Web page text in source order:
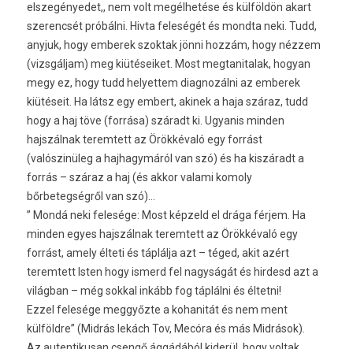
elszegényedet,, nem volt megélhetése és külföldön akart
szerencsét próbálni. Hivta feleségét és mondta neki. Tudd,
anyjuk, hogy emberek szoktak jönni hozzám, hogy nézzem
(vizsgáljam) meg kiütéseiket. Most megtanitalak, hogyan
megy ez, hogy tudd helyettem diagnozálni az emberek
kiütéseit. Ha látsz egy embert, akinek a haja száraz, tudd
hogy a haj töve (forrása) száradt ki. Ugyanis minden
hajszálnak teremtett az Örökkévaló egy forrást
(valószinüleg a hajhagymáról van szó) és ha kiszáradt a
forrás – száraz a haj (és akkor valami komoly
bőrbetegségről van szó)…
” Mondá neki felesége: Most képzeld el drága férjem. Ha
minden egyes hajszálnak teremtett az Örökkévaló egy
forrást, amely élteti és táplálja azt – téged, akit azért
teremtett Isten hogy ismerd fel nagyságát és hirdesd azt a
világban – még sokkal inkább fog táplálni és éltetni!
Ezzel felesége meggyőzte a kohanitát és nem ment
külföldre” (Midrás lekách Tov, Mecóra és más Midrások).